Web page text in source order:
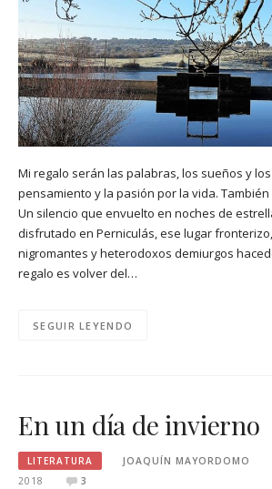
Mi regalo serán las palabras, los sueños y
pensamiento y la pasión por la vida.
Un silencio que envuelto en noches de
disfrutado en Perniculás, ese lugar
nigromantes y heterodoxos demiurgos
regalo es volver del…
SEGUIR LEYENDO
En un día de invierno
LITERATURA JOAQUÍN MAYORDOMO
2018
3